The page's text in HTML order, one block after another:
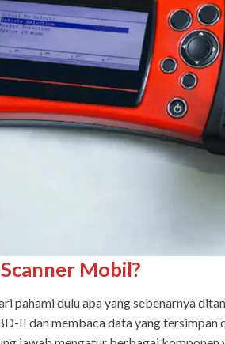
Mobil?
pahami dulu apa yang sebenarnya
II dan membaca data yang tersimpan